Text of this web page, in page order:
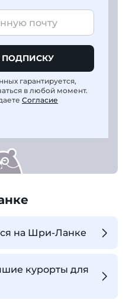
гарантируется,
в любой момент.
Согласие
на Шри-Ланке
курорты для